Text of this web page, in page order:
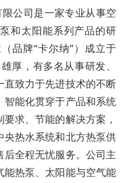
公司是一家专业从事空
和太阳能系列产品的研
品牌“卡尔纳”）成立于
厚，有多名从事研发、
致力于先进技术的不断
能化贯穿于产品和系统
求、节能的解决方案，
热水系统和北方热泵供
全程无忧服务。公司主
热泵、太阳能与空气能